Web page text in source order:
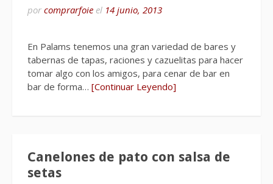
por comprarfoie el 14 junio, 2013
En Palams tenemos una gran variedad de bares y
tabernas de tapas, raciones y cazuelitas para hacer
tomar algo con los amigos, para cenar de bar en
bar de forma… [Continuar Leyendo]
Canelones de pato con salsa de
setas